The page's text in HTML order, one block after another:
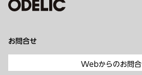
お問合せ
Webからのお問合